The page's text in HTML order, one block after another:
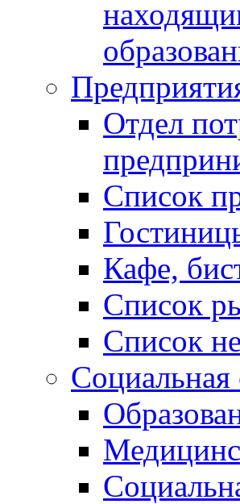
Отдел
Список
Кафе,
Cписок
Список
Социальная